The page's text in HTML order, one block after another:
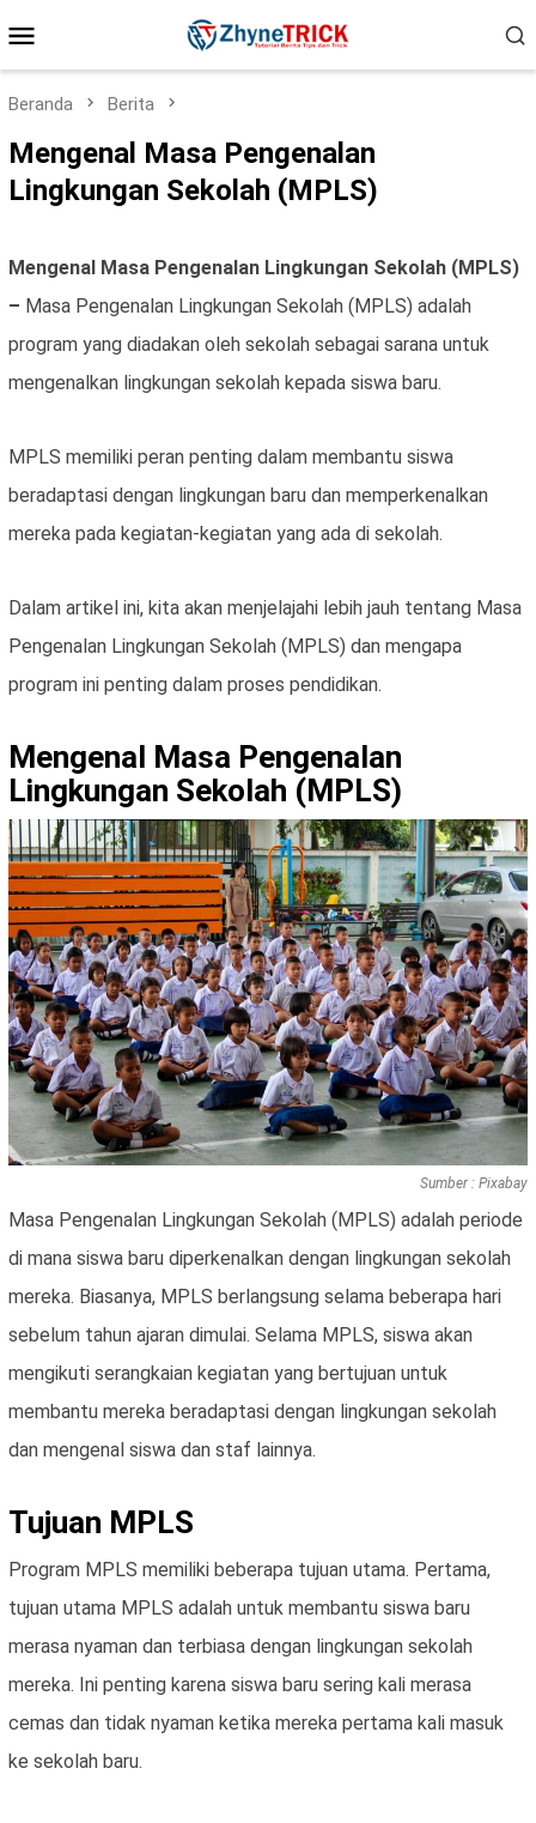
ke
Mobile
Beranda Berita
Mengenal Masa Pengenalan
Lingkungan Sekolah (MPLS)
Mengenal Masa Pengenalan Lingkungan Sekolah (MPLS)
– Masa Pengenalan Lingkungan Sekolah (MPLS) adalah
program yang diadakan oleh sekolah sebagai sarana untuk
mengenalkan lingkungan sekolah kepada siswa baru.
MPLS memiliki peran penting dalam membantu siswa
beradaptasi dengan lingkungan baru dan memperkenalkan
mereka pada kegiatan-kegiatan yang ada di sekolah.
Dalam artikel ini, kita akan menjelajahi lebih jauh tentang Masa
Pengenalan Lingkungan Sekolah (MPLS) dan mengapa
program ini penting dalam proses pendidikan.
Mengenal Masa Pengenalan
Lingkungan Sekolah (MPLS)
Sumber : Pixabay
Masa Pengenalan Lingkungan Sekolah (MPLS) adalah periode
di mana siswa baru diperkenalkan dengan lingkungan sekolah
mereka. Biasanya, MPLS berlangsung selama beberapa hari
sebelum tahun ajaran dimulai. Selama MPLS, siswa akan
mengikuti serangkaian kegiatan yang bertujuan untuk
membantu mereka beradaptasi dengan lingkungan sekolah
dan mengenal siswa dan staf lainnya.
Tujuan MPLS
Program MPLS memiliki beberapa tujuan utama. Pertama,
tujuan utama MPLS adalah untuk membantu siswa baru
merasa nyaman dan terbiasa dengan lingkungan sekolah
mereka. Ini penting karena siswa baru sering kali merasa
cemas dan tidak nyaman ketika mereka pertama kali masuk
ke sekolah baru.